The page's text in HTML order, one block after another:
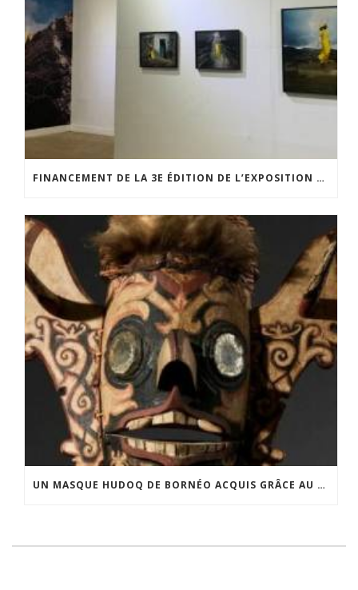
FINANCEMENT DE LA 3E ÉDITION DE L’EXPOSITION DU PRIX POUR LA PHOTOGRAPHIE PAR LE CERCLE POUR LA PHOTOGRAPHIE ET L’ART CONTEMPORAIN
UN MASQUE HUDOQ DE BORNÉO ACQUIS GRÂCE AU SOUTIEN DU CERCLE LÉVI-STRAUSS